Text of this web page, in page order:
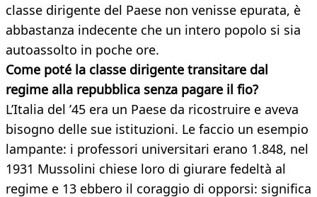
classe dirigente del Paese non venisse epurata, è
abbastanza indecente che un intero popolo si sia
autoassolto in poche ore.
Come poté la classe dirigente transitare dal
regime alla repubblica senza pagare il fio?
L’Italia del ’45 era un Paese da ricostruire e aveva
bisogno delle sue istituzioni. Le faccio un esempio
lampante: i professori universitari erano 1.848, nel
1931 Mussolini chiese loro di giurare fedeltà al
regime e 13 ebbero il coraggio di opporsi: significa